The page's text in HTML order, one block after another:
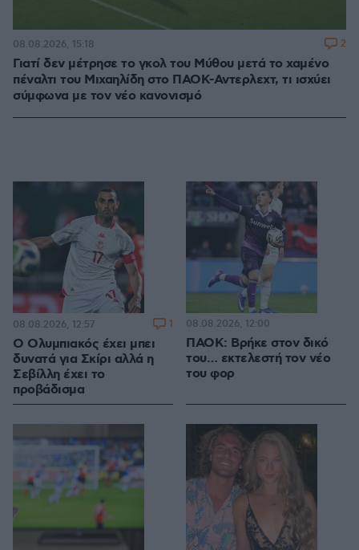
Γιατί δεν μέτρησε το γκολ του Μύθου μετά το χαμένο
πέναλτι του Μιχαηλίδη στο ΠΑΟΚ-Αντερλεχτ, τι ισχύει
σύμφωνα με τον νέο κανονισμό
08.08.2026, 15:18 2
Ο Ολυμπιακός έχει μπει
δυνατά για Σκίρι αλλά η
Σεβίλλη έχει το
προβάδισμα
08.08.2026, 12:57 1
ΠΑΟΚ: Βρήκε στον δικό
του… εκτελεστή τον νέο
του φορ
08.08.2026, 12:00